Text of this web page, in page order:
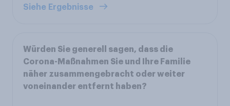
Siehe Ergebnisse
Würden Sie generell sagen, dass die
Corona-Maßnahmen Sie und Ihre Familie
näher zusammengebracht oder weiter
voneinander entfernt haben?